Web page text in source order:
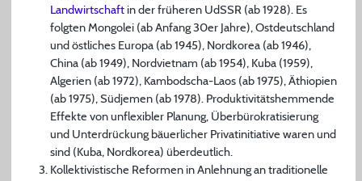
Landwirtschaftin der früheren UdSSR (ab 1928). Es
folgten Mongolei (ab Anfang 30er Jahre), Ostdeutschland
und östliches Europa (ab 1945), Nordkorea (ab 1946),
China (ab 1949), Nordvietnam (ab 1954), Kuba (1959),
Algerien (ab 1972), Kambodscha-Laos (ab 1975), Äthiopien
(ab 1975), Südjemen (ab 1978). Produktivitätshemmende
Effekte von unflexibler Planung, Überbürokratisierung
und Unterdrückung bäuerlicher Privatinitiative waren und
sind (Kuba, Nordkorea) überdeutlich.
Kollektivistische Reformen in Anlehnung an traditionelle